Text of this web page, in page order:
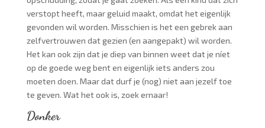
verstopt heeft, maar geluid maakt, omdat het eigenlijk
gevonden wil worden. Misschien is het een gebrek aan
zelfvertrouwen dat gezien (en aangepakt) wil worden.
Het kan ook zijn dat je diep van binnen weet dat je níet
op de goede weg bent en eigenlijk iets anders zou
moeten doen. Maar dat durf je (nog) niet aan jezelf toe
te geven. Wat het ook is, zoek ernaar!
Donker